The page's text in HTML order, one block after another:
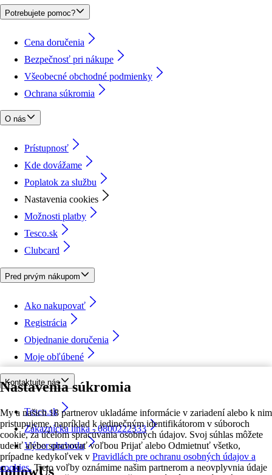
Nastavenia súkromia
My a našich 18 partnerov ukladáme informácie v zariadení alebo k nim
pristupujeme, napríklad k jedinečným identifikátorom v súboroch
cookie, za účelom spracúvania osobných údajov. Svoj súhlas môžete
udeliť alebo spravovať voľbou Prijať alebo Odmietnuť všetko,
prípadne kedykoľvek v Pravidlách pre ochranu osobných údajov a
cookies. Tieto voľby oznámime našim partnerom a neovplyvnia údaje
Potrebujete pomoc?
Cena doručenia
Bezpečnosť pri nákupe
Všeobecné obchodné podmienky
Ochrana súkromia
O nás
Prístupnosť
Kde dovážame
Poplatok za službu
Nastavenia cookies
Možnosti platby
Tesco.sk
Clubcard
Pred prvým nákupom
Ako nakupovať
Registrácia
Objednanie doručenia
Moje obľúbené
Kontaktujte nás
Tesco.sk
Zákaznícka linka - 0800222333
Výber obchodu
followUs